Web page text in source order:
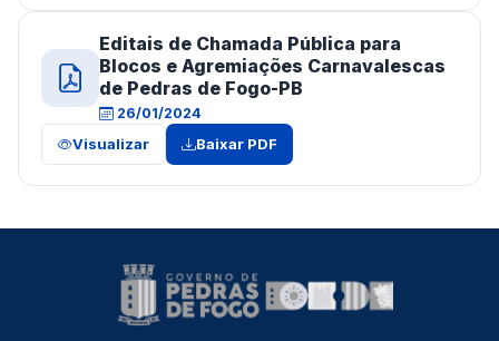
Editais de Chamada Pública para
Blocos e Agremiações Carnavalescas
de Pedras de Fogo-PB
26/01/2024
Visualizar Baixar PDF